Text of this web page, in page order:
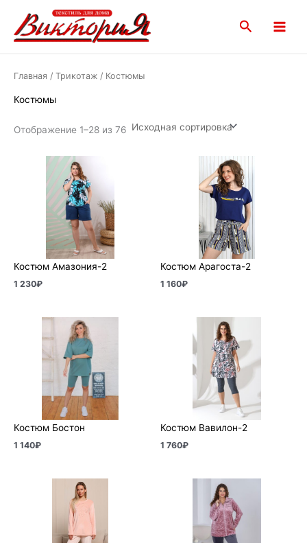
содержимому
Поиск
Menu
Главная / Трикотаж / Костюмы
Костюмы
Отображение 1–28 из 76
Костюм Амазония-2
1 230₽
Костюм Арагоста-2
1 160₽
Костюм Бостон
1 140₽
Костюм Вавилон-2
1 760₽